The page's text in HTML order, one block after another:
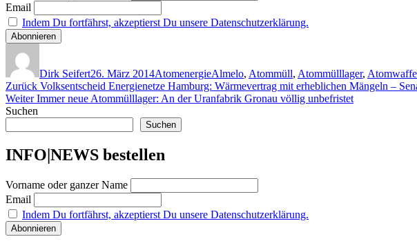
Email
Indem Du fortfährst, akzeptierst Du unsere Datenschutzerklärung.
Dirk Seifert26. März 2014AtomenergieAlmelo, Atommüll, Atommülllager,
Beitragsnavigation
Zurück Vorheriger
Beitrag:
Volksentscheid Energienetze Hamburg: Wärmevertrag mit erheblichen Mängeln –
Weiter Nächster
Beitrag:
Immer neue Atommülllager: An der Uranfabrik Gronau völlig unbefristet
Suchen
Suchen
INFO|NEWS bestellen
Vorname oder ganzer Name
Email
Indem Du fortfährst, akzeptierst Du unsere Datenschutzerklärung.